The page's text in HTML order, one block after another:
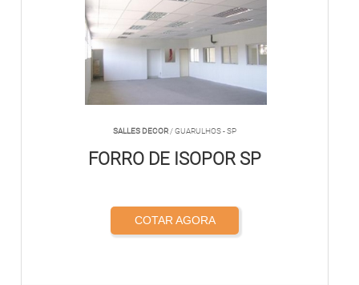
SALLES DECOR / GUARULHOS - SP
FORRO DE ISOPOR SP
COTAR AGORA